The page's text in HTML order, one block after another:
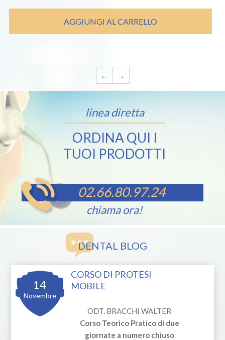
AGGIUNGI AL CARRELLO
← →
linea diretta
ORDINA QUI I
TUOI PRODOTTI
02.66.80.97.24
chiama ora!
DENTAL BLOG
14
Novembre
CORSO DI PROTESI
MOBILE
ODT. BRACCHI WALTER
Corso Teorico Pratico di due
giornate a numero chiuso